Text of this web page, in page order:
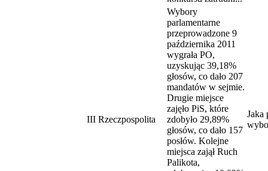
III Rzeczpospolita
Wybory
parlamentarne
przeprowadzone 9
października 2011
wygrała PO,
uzyskując 39,18%
głosów, co dało 207
mandatów w sejmie.
Drugie miejsce
zajęło PiS, które
zdobyło 29,89%
głosów, co dało 157
posłów. Kolejne
miejsca zajął Ruch
Palikota,
Jaka